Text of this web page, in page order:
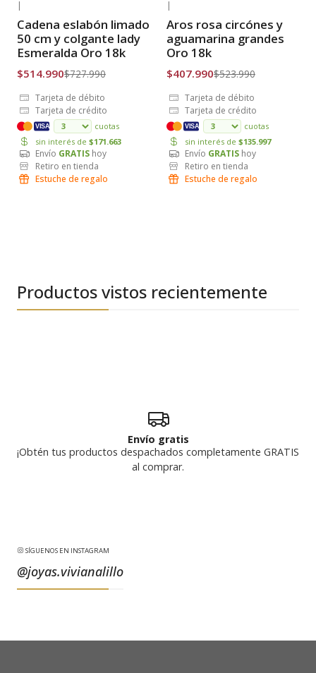
Envío Gratis
|
Cadena eslabón limado
50 cm y colgante lady
Esmeralda Oro 18k
$514.990$727.990
Tarjeta de débito
Tarjeta de crédito
VISA
cuotas
sin interés de $171.663
Envío GRATIS hoy
Retiro en tienda
Estuche de regalo
Envío Gratis
|
Aros rosa circónes y
aguamarina grandes
Oro 18k
$407.990$523.990
Tarjeta de débito
Tarjeta de crédito
VISA
cuotas
sin interés de $135.997
Envío GRATIS hoy
Retiro en tienda
Estuche de regalo
Productos vistos recientemente
Envío gratis
¡Obtén tus productos despachados completamente GRATIS
al comprar.
SÍGUENOS EN INSTAGRAM
@joyas.vivianalillo